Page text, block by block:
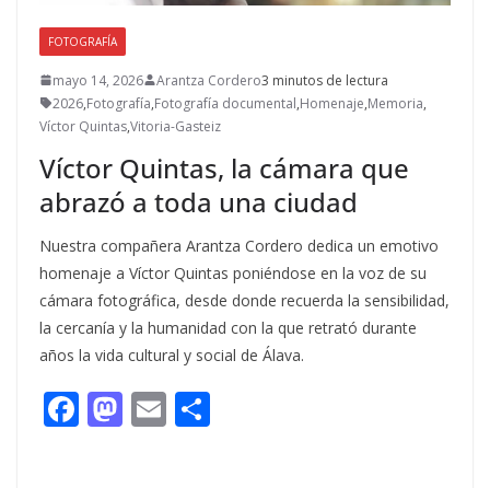
FOTOGRAFÍA
mayo 14, 2026 Arantza Cordero3 minutos de lectura
2026,Fotografía,Fotografía documental,Homenaje,Memoria,
Víctor Quintas,Vitoria-Gasteiz
Víctor Quintas, la cámara que
abrazó a toda una ciudad
Nuestra compañera Arantza Cordero dedica un emotivo
homenaje a Víctor Quintas poniéndose en la voz de su
cámara fotográfica, desde donde recuerda la sensibilidad,
la cercanía y la humanidad con la que retrató durante
años la vida cultural y social de Álava.
F M E